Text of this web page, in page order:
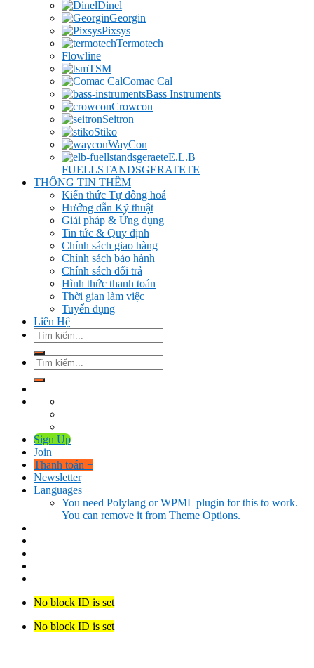
Dinel
Georgin
Pixsys
Termotech
Flowline
TSM
Comac Cal
Bass Instruments
Crowcon
Seitron
Stiko
WayCon
E.L.B
FUELLSTANDSGERATETE
THÔNG TIN THÊM
Kiến thức Tự đông hoá
Hướng dẫn Kỹ thuật
Giải pháp & Ứng dụng
Tin tức & Quy định
Chính sách giao hàng
Chính sách bảo hành
Chính sách đổi trả
Hình thức thanh toán
Thời gian làm việc
Tuyển dụng
Liên Hệ
Tìm
kiếm:
Tìm
kiếm:
Sign Up
Join
Thanh toán +
Newsletter
Languages
You need Polylang or WPML plugin for this to work.
You can remove it from Theme Options.
No block ID is set
No block ID is set